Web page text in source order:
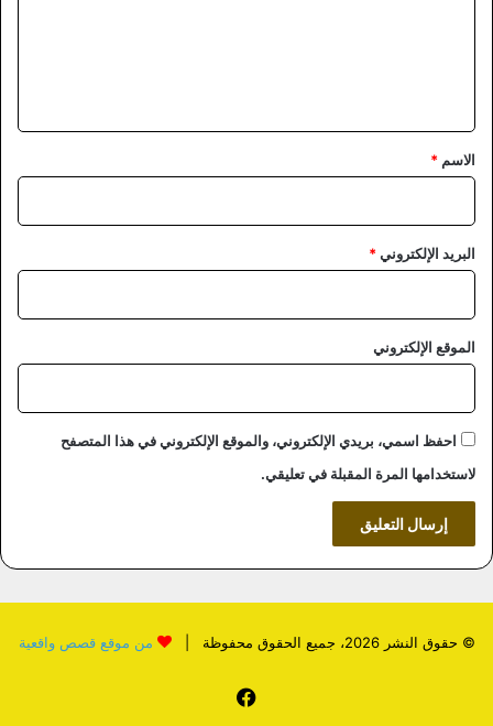
*
الاسم *
البريد الإلكتروني*
الموقع الإلكتروني
احفظ اسمي، بريدي الإلكتروني، والموقع الإلكتروني في هذا المتصفح
لاستخدامها المرة المقبلة في تعليقي.
© حقوق النشر 2026، جميع الحقوق محفوظة | من موقع قصص واقعية